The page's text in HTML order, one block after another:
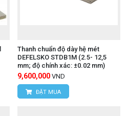
Thanh chuẩn độ dày hệ mét
DEFELSKO STDB1M (2.5- 12,5
mm; độ chính xác: ±0.02 mm)
9,600,000 VND
ĐẶT MUA